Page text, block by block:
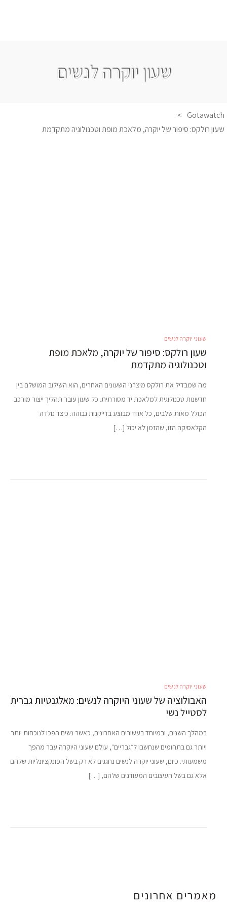
שעון יוקרה לנשים
Gotawatch
>
שעון רולקס: סיפור של יוקרה, מלאכת מופת וטכנולוגיה מתקדמת
מאמרים אחרונים
שעוני יוקרה לנשים
שעון רולקס: סיפור של יוקרה, מלאכת מופת
וטכנולוגיה מתקדמת
מה שמבדיל את רולקס מיצרני השעונים האחרים, הוא השילוב המושלם בין
חדשנות טכנולוגית למלאכת יד מסורתית. כל שעון עובר תהליך ייצור מורכב
הכולל מאות שלבים, כל אחד מבוצע בדייקנות גבוהה. כיצד נולדה
הקלאסיקה הזו, שהזמן לא יכול […]
שעוני יוקרה לנשים
האבולוציה של שעוני היוקרה לנשים: מאלגנטיות גברית
לסטייל נשי
במהלך השנים, ובמיוחד בעשורים האחרונים, כאשר נשים הפכו לנוכחות יותר
ויותר גם בתחומים שנחשבו ל״גבריים״, עולם שעוני היוקרה עבר מהפך
משמעותי. כיום, שעוני יוקרה לנשים נחגגים לא רק בשל הפונקציונליות שלהם
אלא גם בשל העיצובים המעודנים שלהם, […]